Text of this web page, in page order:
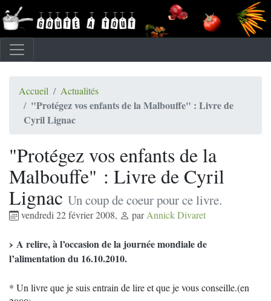
Accueil Actualités
"Protégez vos enfants de la Malbouffe" : Livre de
Cyril Lignac
"Protégez vos enfants de la
Malbouffe" : Livre de Cyril
Lignac Un coup de coeur pour ce livre.
vendredi 22 février 2008, parAnnick Divaret
A relire, à l’occasion de la journée mondiale de
l’alimentation du 16.10.2010.
* Un livre que je suis entrain de lire et que je vous conseille.(en